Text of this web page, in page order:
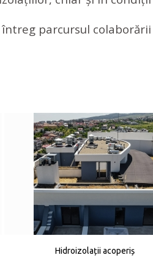
parcursul colaborării
Hidroizolații acoperiș